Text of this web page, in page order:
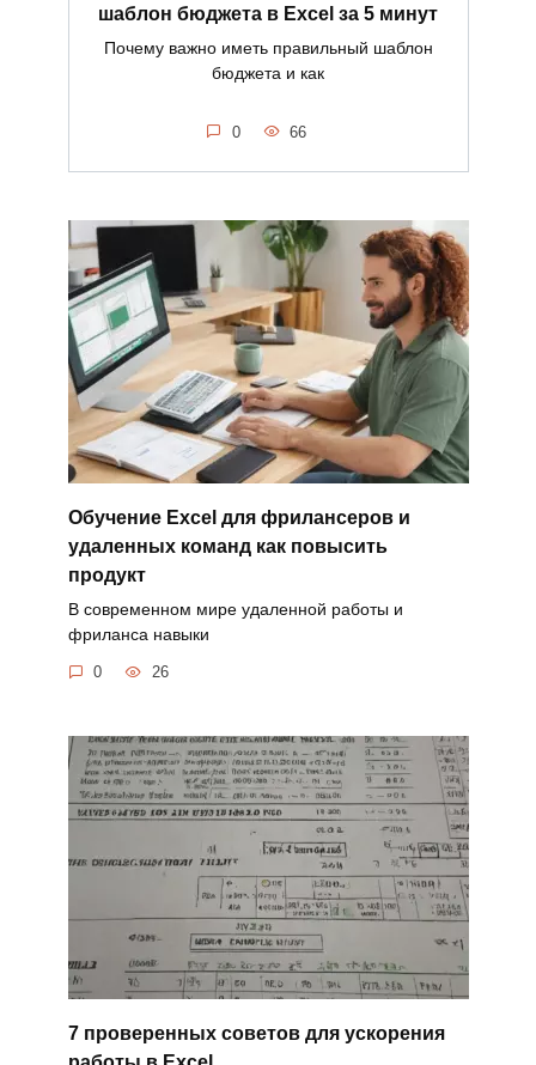
шаблон бюджета в Excel за 5 минут
Почему важно иметь правильный шаблон
бюджета и как
0 66
Обучение Excel для фрилансеров и
удаленных команд как повысить
продукт
В современном мире удаленной работы и
фриланса навыки
0 26
7 проверенных советов для ускорения